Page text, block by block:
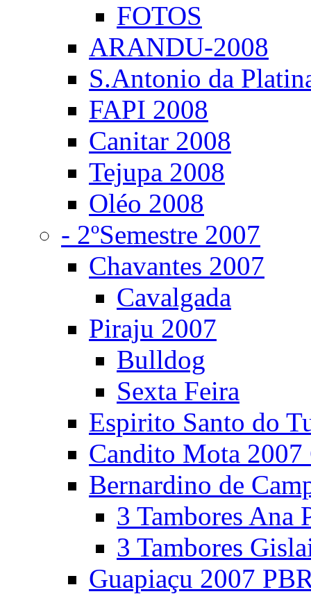
FOTOS
ARANDU-2008
S.Antonio da
FAPI 2008
Canitar 2008
Tejupa 2008
Oléo 2008
- 2ºSemestre 2007
Chavantes 2007
Cavalgada
Piraju 2007
Bulldog
Sexta Feira
Espirito Santo do
Candito Mota 2007
Bernardino de
3 Tambores Ana
3 Tambores
Guapiaçu 2007